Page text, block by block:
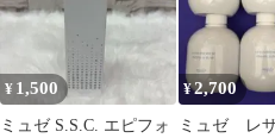
¥ 1,500
ミュゼ S.S.C. エピフォ
¥2,700
ミュゼ レ